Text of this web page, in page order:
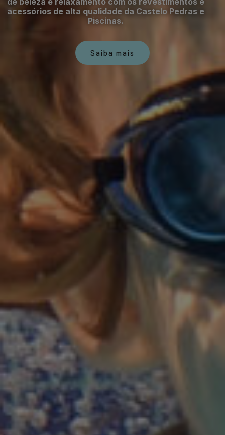
acessórios de alta qualidade da Castelo Pedras e
Piscinas.
Saiba mais